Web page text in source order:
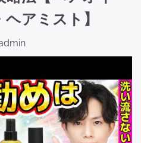
アミスト】